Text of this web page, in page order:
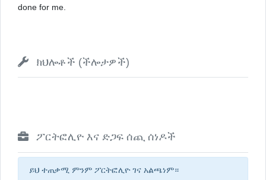
done for me.
ክህሎቶች (ችሎታዎች)
ፖርትፎሊዮ እና ድጋፍ ሰጪ ሰነዶች
ይህ ተጠቃሚ ምንም ፖርትፎሊዮ ገና አልጫነም።